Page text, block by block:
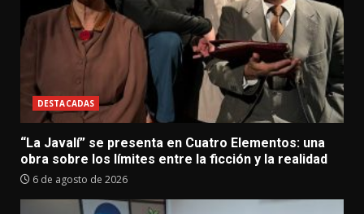
DESTACADAS
“La Javalí” se presenta en Cuatro Elementos: una
obra sobre los límites entre la ficción y la realidad
6 de agosto de 2026